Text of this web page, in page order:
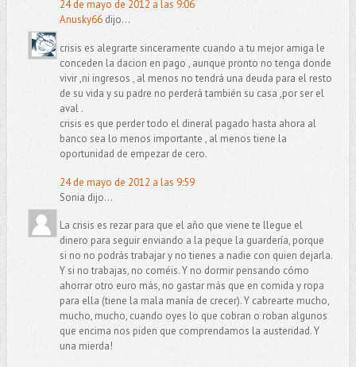
24 de mayo de 2012 a las 9:06
Anusky66dijo...
crisis es alegrarte sinceramente cuando a tu mejor amiga le
conceden la dacion en pago , aunque pronto no tenga donde
vivir ,ni ingresos , al menos no tendrá una deuda para el resto
de su vida y su padre no perderá también su casa ,por ser el
aval .
crisis es que perder todo el dineral pagado hasta ahora al
banco sea lo menos importante , al menos tiene la
oportunidad de empezar de cero.
24 de mayo de 2012 a las 9:59
Sonia dijo...
La crisis es rezar para que el año que viene te llegue el
dinero para seguir enviando a la peque la guardería, porque
si no no podrás trabajar y no tienes a nadie con quien dejarla.
Y si no trabajas, no coméis. Y no dormir pensando cómo
ahorrar otro euro más, no gastar más que en comida y ropa
para ella (tiene la mala manía de crecer). Y cabrearte mucho,
mucho, mucho, cuando oyes lo que cobran o roban algunos
que encima nos piden que comprendamos la austeridad. Y
una mierda!